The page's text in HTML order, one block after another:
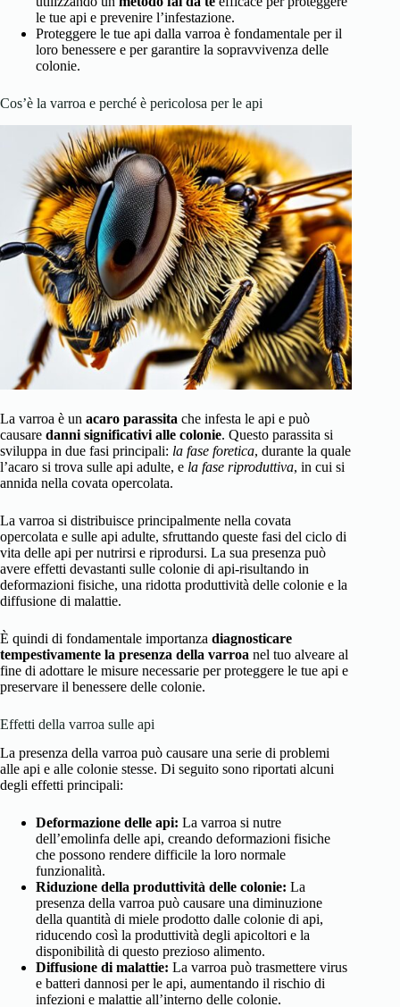
le tue api e prevenire l’infestazione.
Proteggere le tue api dalla varroa è fondamentale per il
loro benessere e per garantire la sopravvivenza delle
colonie.
Cos’è la varroa e perché è pericolosa per le api
La varroa è un acaro parassita che infesta le api e può
causare danni significativi alle colonie. Questo parassita si
sviluppa in due fasi principali: la fase foretica, durante la quale
l’acaro si trova sulle api adulte, e la fase riproduttiva, in cui si
annida nella covata opercolata.
La varroa si distribuisce principalmente nella covata
opercolata e sulle api adulte, sfruttando queste fasi del ciclo di
vita delle api per nutrirsi e riprodursi. La sua presenza può
avere effetti devastanti sulle colonie di api-risultando in
deformazioni fisiche, una ridotta produttività delle colonie e la
diffusione di malattie.
È quindi di fondamentale importanza diagnosticare
tempestivamente la presenza della varroa nel tuo alveare al
fine di adottare le misure necessarie per proteggere le tue api e
preservare il benessere delle colonie.
Effetti della varroa sulle api
La presenza della varroa può causare una serie di problemi
alle api e alle colonie stesse. Di seguito sono riportati alcuni
degli effetti principali:
Deformazione delle api: La varroa si nutre
dell’emolinfa delle api, creando deformazioni fisiche
che possono rendere difficile la loro normale
funzionalità.
Riduzione della produttività delle colonie: La
presenza della varroa può causare una diminuzione
della quantità di miele prodotto dalle colonie di api,
riducendo così la produttività degli apicoltori e la
disponibilità di questo prezioso alimento.
Diffusione di malattie: La varroa può trasmettere virus
e batteri dannosi per le api, aumentando il rischio di
infezioni e malattie all’interno delle colonie.